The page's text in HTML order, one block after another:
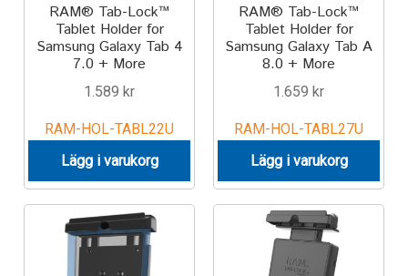
RAM® Tab-Lock™
Tablet Holder for
Samsung Galaxy Tab 4
7.0 + More
1.589 kr
RAM-HOL-TABL22U
Lägg i varukorg
RAM® Tab-Lock™
Tablet Holder for
Samsung Galaxy Tab A
8.0 + More
1.659 kr
RAM-HOL-TABL27U
Lägg i varukorg